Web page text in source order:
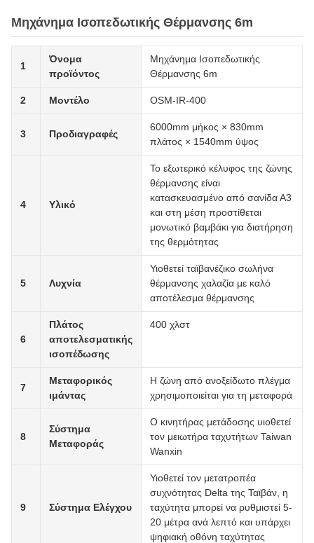
Μηχάνημα Ισοπεδωτικής Θέρμανσης 6m
1
Όνομα
προϊόντος
Μηχάνημα Ισοπεδωτικής
Θέρμανσης 6m
2 Μοντέλο OSM-IR-400
3 Προδιαγραφές
6000mm μήκος × 830mm
πλάτος × 1540mm ύψος
4 Υλικό
Το εξωτερικό κέλυφος της ζώνης
θέρμανσης είναι
κατασκευασμένο από σανίδα Α3
και στη μέση προστίθεται
μονωτικό βαμβάκι για διατήρηση
της θερμότητας
5 Λυχνία
Υιοθετεί ταϊβανέζικο σωλήνα
θέρμανσης χαλαζία με καλό
αποτέλεσμα θέρμανσης
6
Πλάτος
αποτελεσματικής
ισοπέδωσης
400 χλστ
7
Μεταφορικός
ιμάντας
Η ζώνη από ανοξείδωτο πλέγμα
χρησιμοποιείται για τη μεταφορά
8
Σύστημα
Μεταφοράς
Ο κινητήρας μετάδοσης υιοθετεί
τον μειωτήρα ταχυτήτων Taiwan
Wanxin
9 Σύστημα Ελέγχου
Υιοθετεί τον μετατροπέα
συχνότητας Delta της Ταϊβάν, η
ταχύτητα μπορεί να ρυθμιστεί 5-
20 μέτρα ανά λεπτό και υπάρχει
ψηφιακή οθόνη ταχύτητας